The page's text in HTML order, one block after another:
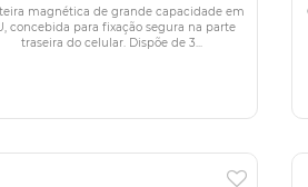
RFID
magnética de grande capacidade em
concebida para fixação segura na parte
traseira do celular. Dispõe de 3...